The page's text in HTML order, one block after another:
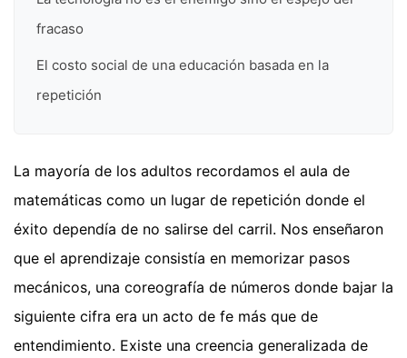
fracaso
El costo social de una educación basada en la
repetición
La mayoría de los adultos recordamos el aula de
matemáticas como un lugar de repetición donde el
éxito dependía de no salirse del carril. Nos enseñaron
que el aprendizaje consistía en memorizar pasos
mecánicos, una coreografía de números donde bajar la
siguiente cifra era un acto de fe más que de
entendimiento. Existe una creencia generalizada de